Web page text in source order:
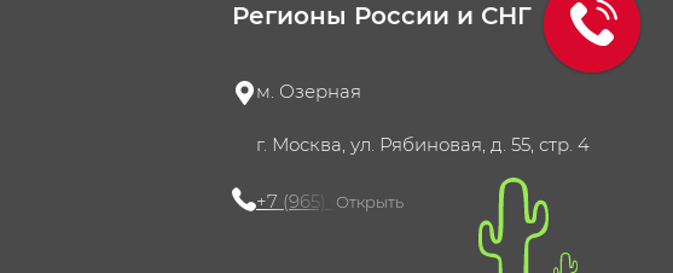
Регионы России и СНГ
м. Озерная
г. Москва, ул. Рябиновая, д. 55, стр. 4
+7 (965) 420-10-10
Открыть